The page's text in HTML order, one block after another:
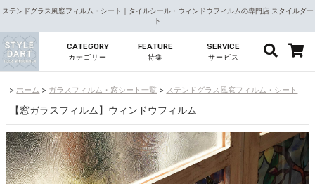
ステンドグラス風窓フィルム・シート｜タイルシール・ウィンドウフィルムの専門店 スタイルダー
ト
CATEGORY
カテゴリー
FEATURE
特集
SERVICE
サービス
ホーム ガラスフィルム・窓シート一覧 ステンドグラス風窓フィルム・シート
【窓ガラスフィルム】ウィンドウフィルム